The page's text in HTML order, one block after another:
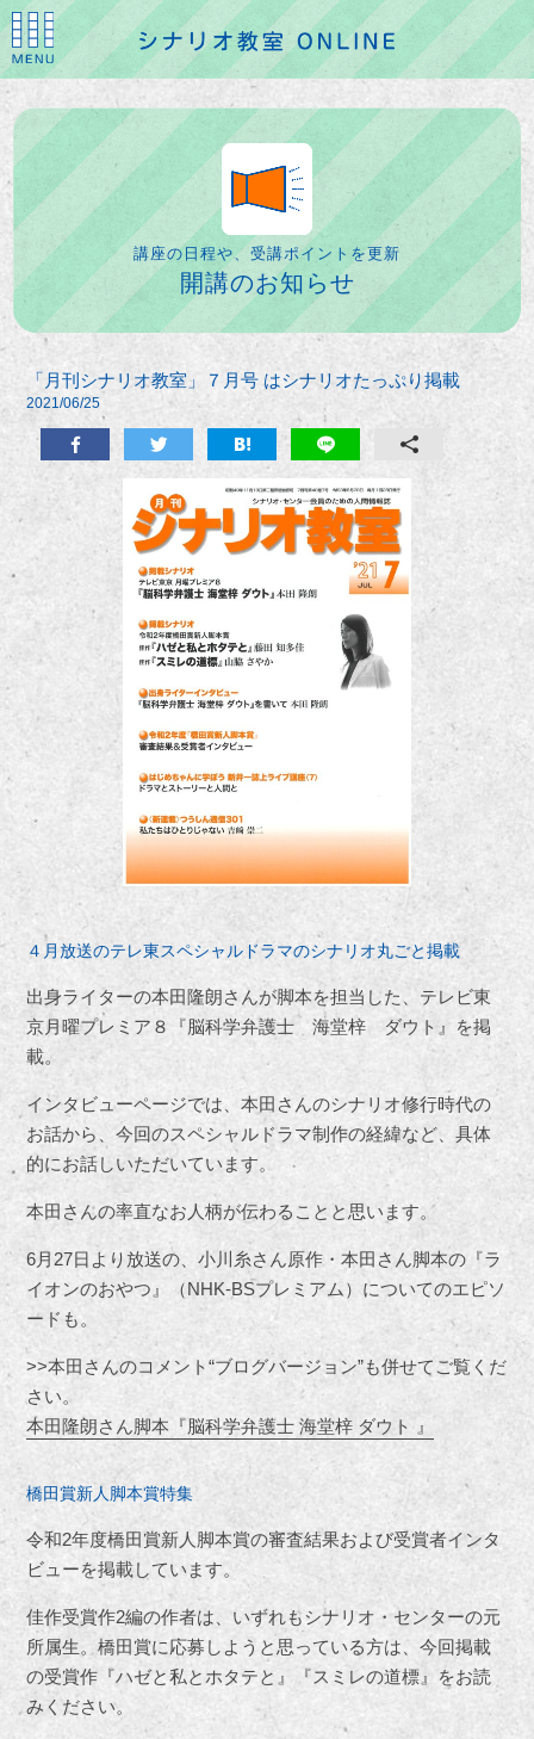
講座の日程や、受講ポイントを更新
開講のお知らせ
「月刊シナリオ教室」７月号 はシナリオたっぷり掲載
2021/06/25
４月放送のテレ東スペシャルドラマのシナリオ丸ごと掲載
出身ライターの本田隆朗さんが脚本を担当した、テレビ東
京月曜プレミア８『脳科学弁護士 海堂梓 ダウト』を掲
載。
インタビューページでは、本田さんのシナリオ修行時代の
お話から、今回のスペシャルドラマ制作の経緯など、具体
的にお話しいただいています。
本田さんの率直なお人柄が伝わることと思います。
6月 27日より放送の、小川糸さん原作・本田さん脚本の『ラ
イオンのおやつ』（NHK-BSプレミアム）についてのエピソ
ードも。
>>本田さんのコメント“ブログバージョン”も併せてご覧くだ
さい。
本田隆朗さん脚本『脳科学弁護士 海堂梓 ダウト 』
橋田賞新人脚本賞特集
令和2年度橋田賞新人脚本賞の審査結果および受賞者インタ
ビューを掲載しています。
佳作受賞作2編の作者は、いずれもシナリオ・センターの元
所属生。橋田賞に応募しようと思っている方は、今回掲載
の受賞作『ハゼと私とホタテと』『スミレの道標』をお読
みください。